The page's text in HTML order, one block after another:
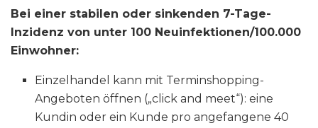
Bei einer stabilen oder sinkenden 7-Tage-
Inzidenz von unter 100 Neuinfektionen/100.000
Einwohner:
Einzelhandel kann mit Terminshopping-
Angeboten öffnen („click and meet“): eine
Kundin oder ein Kunde pro angefangene 40